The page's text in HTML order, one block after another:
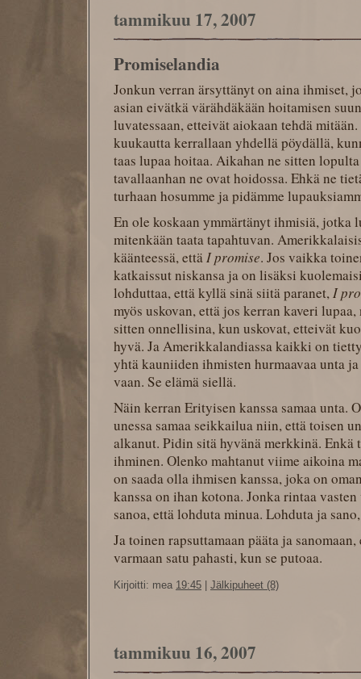
tammikuu 17, 2007
Promiselandia
Jonkun verran ärsyttänyt on aina ihmiset,
asian eivätkä värähdäkään hoitamisen
luvatessaan, etteivät aiokaan tehdä
kuukautta kerrallaan yhdellä pöydällä,
taas lupaa hoitaa. Aikahan ne sitten
tavallaanhan ne ovat hoidossa. Ehkä ne
turhaan hosumme ja pidämme
En ole koskaan ymmärtänyt ihmisiä, jotka
mitenkään taata tapahtuvan.
käänteessä, että I promise. Jos vaikka
katkaissut niskansa ja on lisäksi
lohduttaa, että kyllä sinä siitä paranet, I
myös uskovan, että jos kerran kaveri
sitten onnellisina, kun uskovat, etteivät
hyvä. Ja Amerikkalandiassa kaikki on
yhtä kauniiden ihmisten hurmaavaa unta
vaan. Se elämä siellä.
Näin kerran Erityisen kanssa samaa unta.
unessa samaa seikkailua niin, että toisen
alkanut. Pidin sitä hyvänä merkkinä.
ihminen. Olenko mahtanut viime aikoina
on saada olla ihmisen kanssa, joka on
kanssa on ihan kotona. Jonka rintaa
sanoa, että lohduta minua. Lohduta ja
Ja toinen rapsuttamaan pääta ja
varmaan satu pahasti, kun se putoaa.
Kirjoitti: mea 19:45 | Jälkipuheet (8)
tammikuu 16, 2007